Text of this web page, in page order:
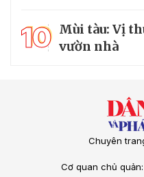
10 Mùi tàu: Vị
vườn nhà
Chuyên
Cơ quan chủ